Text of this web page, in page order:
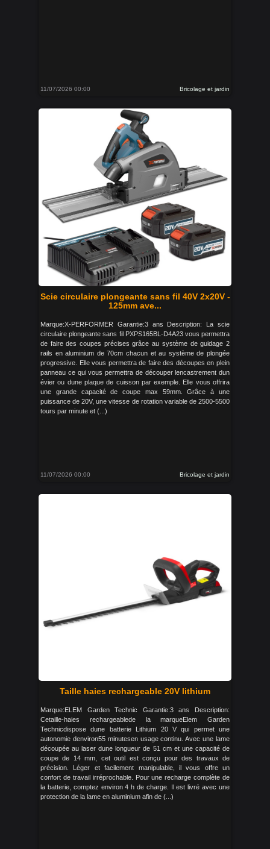
11/07/2026 00:00 Bricolage et jardin
Scie circulaire plongeante sans fil 40V 2x20V -
125mm ave...
Marque:X-PERFORMER Garantie:3 ans Description: La scie
circulaire plongeante sans fil PXPS165BL-D4A23 vous permettra
de faire des coupes précises grâce au système de guidage 2
rails en aluminium de 70cm chacun et au système de plongée
progressive. Elle vous permettra de faire des découpes en plein
panneau ce qui vous permettra de découper lencastrement dun
évier ou dune plaque de cuisson par exemple. Elle vous offrira
une grande capacité de coupe max 59mm. Grâce à une
puissance de 20V, une vitesse de rotation variable de 2500-5500
tours par minute et (...)
11/07/2026 00:00 Bricolage et jardin
Taille haies rechargeable 20V lithium
Marque:ELEM Garden Technic Garantie:3 ans Description:
Cetaille-haies rechargeablede la marqueElem Garden
Technicdispose dune batterie Lithium 20 V qui permet une
autonomie denviron55 minutesen usage continu. Avec une lame
découpée au laser dune longueur de 51 cm et une capacité de
coupe de 14 mm, cet outil est conçu pour des travaux de
précision. Léger et facilement manipulable, il vous offre un
confort de travail irréprochable. Pour une recharge complète de
la batterie, comptez environ 4 h de charge. Il est livré avec une
protection de la lame en aluminium afin de (...)